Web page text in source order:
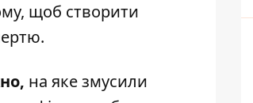
щоб створити
на яке змусили